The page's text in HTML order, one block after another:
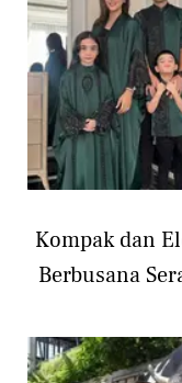
Kompak dan
Berbusana